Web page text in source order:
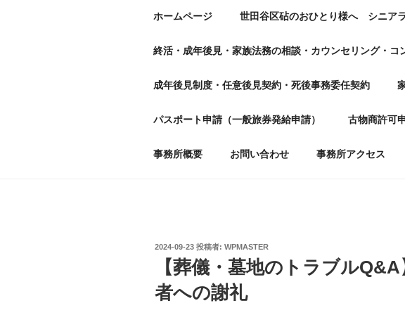
ホームページ 世田谷区砧のおひとり様へ シニア
終活・成年後見・家族法務の相談・カウンセリング・コ
成年後見制度・任意後見契約・死後事務委任契約
パスポート申請（一般旅券発給申請） 古物商許可
事務所概要 お問い合わせ 事務所アクセス
投
2024-09-23 投稿者: WPMASTER
【葬儀・墓地のトラブル
者への謝礼